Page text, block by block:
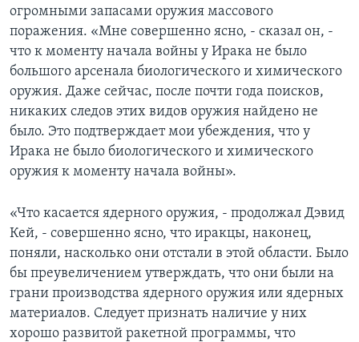
огромными запасами оружия массового
поражения. «Мне совершенно ясно, - сказал он, -
что к моменту начала войны у Ирака не было
большого арсенала биологического и химического
оружия. Даже сейчас, после почти года поисков,
никаких следов этих видов оружия найдено не
было. Это подтверждает мои убеждения, что у
Ирака не было биологического и химического
оружия к моменту начала войны».
«Что касается ядерного оружия, - продолжал Дэвид
Кей, - совершенно ясно, что иракцы, наконец,
поняли, насколько они отстали в этой области. Было
бы преувеличением утверждать, что они были на
грани производства ядерного оружия или ядерных
материалов. Следует признать наличие у них
хорошо развитой ракетной программы, что